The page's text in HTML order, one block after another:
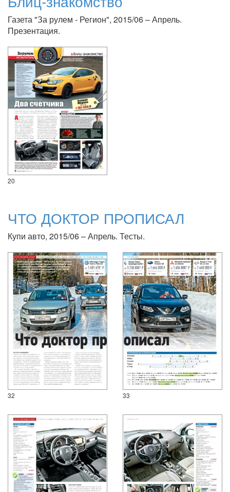
Газета "За рулем - Регион", 2015/06 – Апрель.
Презентация.
20
ЧТО ДОКТОР ПРОПИСАЛ
Купи авто, 2015/06 – Апрель. Тесты.
32 33